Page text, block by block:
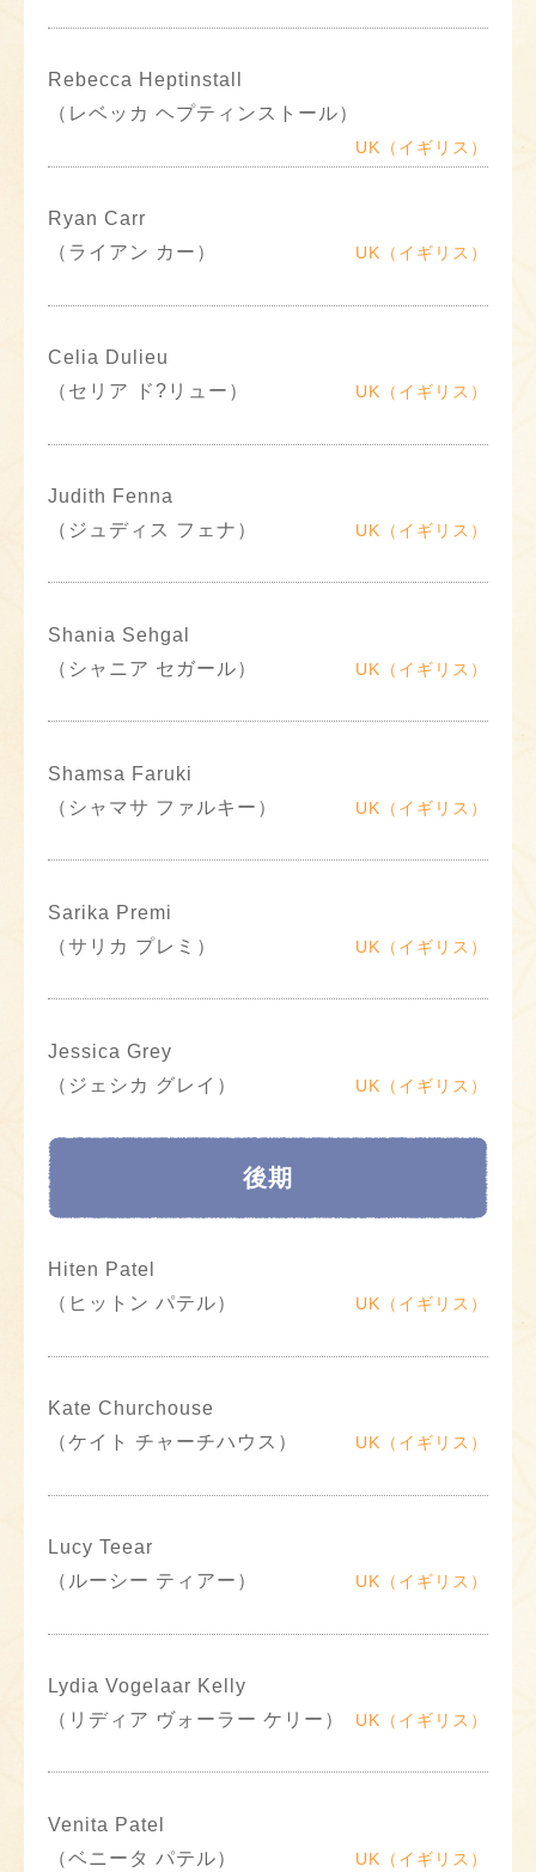
Rebecca Heptinstall
（レベッカ ヘプティンストール）
UK（イギリス）
Ryan Carr
（ライアン カー）
UK（イギリス）
Celia Dulieu
（セリア ド?リュー）
UK（イギリス）
Judith Fenna
（ジュディス フェナ）
UK（イギリス）
Shania Sehgal
（シャニア セガール）
UK（イギリス）
Shamsa Faruki
（シャマサ ファルキー）
UK（イギリス）
Sarika Premi
（サリカ プレミ）
UK（イギリス）
Jessica Grey
（ジェシカ グレイ）
UK（イギリス）
後期
Hiten Patel
（ヒットン パテル）
UK（イギリス）
Kate Churchouse
（ケイト チャーチハウス）
UK（イギリス）
Lucy Teear
（ルーシー ティアー）
UK（イギリス）
Lydia Vogelaar Kelly
（リディア ヴォーラー ケリー）
UK（イギリス）
Venita Patel
（ベニータ パテル）
UK（イギリス）